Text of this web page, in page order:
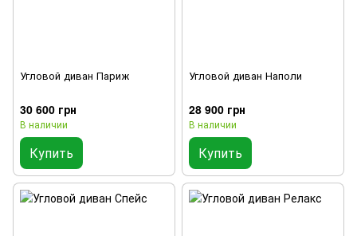
Угловой диван Париж
30 600 грн
В наличии
Купить
Угловой диван Наполи
28 900 грн
В наличии
Купить